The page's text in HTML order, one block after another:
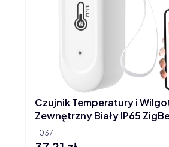
T037
Czujnik Temperatury i
Zewnętrzny Biały IP65